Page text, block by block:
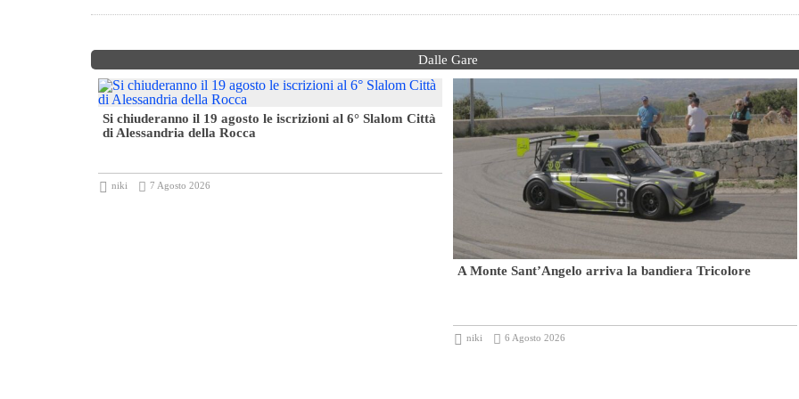
Dalle Gare
Si chiuderanno il 19 agosto le iscrizioni al 6° Slalom Città
di Alessandria della Rocca
niki 7 Agosto 2026
A Monte Sant’Angelo arriva la bandiera Tricolore
niki 6 Agosto 2026